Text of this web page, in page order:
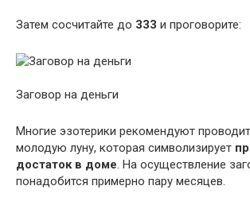
Затем сосчитайте до 333 и проговорите:
Заговор на деньги
Многие эзотерики рекомендуют
молодую луну, которая символизирует
достаток в доме. На осуществление
понадобится примерно пару месяцев.